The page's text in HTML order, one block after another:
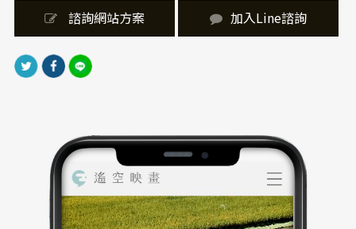
與美學品味。 內頁則以高品質的影像與簡潔的文字及排
版介紹服務內容與作品，突顯品牌的專業與創意。
｜網站製作，技術細節
供客戶更方便的使用體驗。
諮詢網站方案 加入Line諮詢